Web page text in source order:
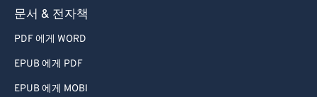
문서 & 전자책
PDF 에게 WORD
EPUB 에게 PDF
EPUB 에게 MOBI